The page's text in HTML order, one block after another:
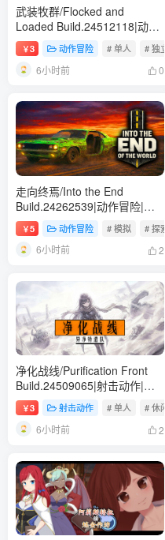
武装牧群/Flocked and
Loaded Build.24512118|动作
冒险|容量557B|免安装绿色中
文版
￥3 动作冒险 # 单人 # 独立
6小时前 0
走向终焉/Into the End
Build.24262539|动作冒险|容
量5.3GB|免安装绿色中文版
￥5 动作冒险 # 模拟 # 探索
6小时前 2
净化战线/Purification Front
Build.24509065|射击动作|容
量271B|免安装绿色中文版
￥3 射击动作 # 单人 # 休闲
6小时前 2